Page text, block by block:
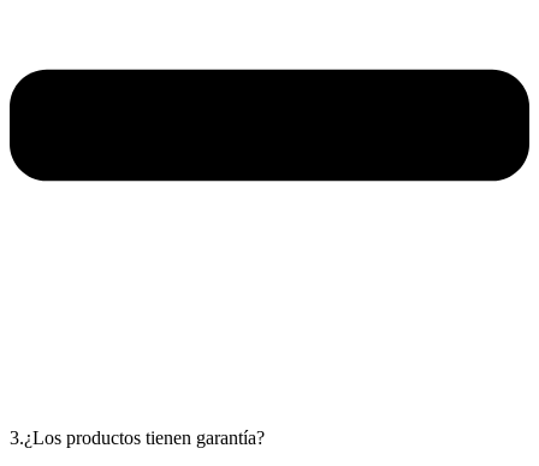
3.¿Los productos tienen garantía?